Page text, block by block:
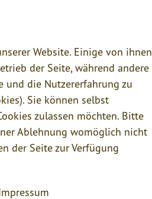
Website. Einige von ihnen
der Seite, während andere
und die Nutzererfahrung zu
Sie können selbst
zulassen möchten. Bitte
Ablehnung womöglich nicht
der Seite zur Verfügung